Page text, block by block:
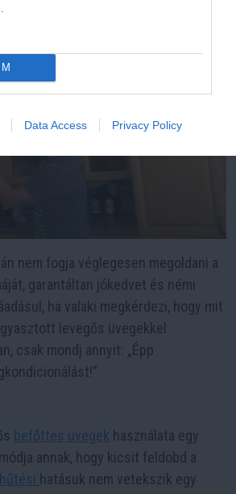
Data Access Privacy Policy
nem fogja véglegesen megoldani a
garantáltan jókedvet és némi
ha valaki megkérdezi, hogy mit
levegős üvegekkel
csak mondj annyit: „Épp
befőttes üvegek használata egy
annak, hogy kicsit feldobd a
hűtési hatásuk nem vetekszik egy